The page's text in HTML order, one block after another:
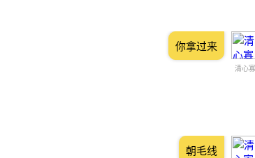
清心
你拿过来
朝毛线